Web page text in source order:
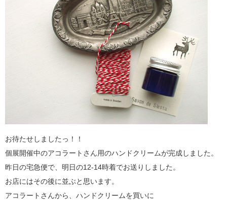
お待たせしましたっ！！
個展開催中のアコラートさん用のハンドクリームが完成しました。
昨日の宅急便で、明日の12-14時着でお送りしました。
お店にはその後に並ぶと思います。
アコラートさんから、ハンドクリームを買いに